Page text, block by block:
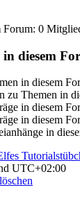
0
diesem
in diesem
zu Themen in
in diesem
in diesem
in
UTC+02:00